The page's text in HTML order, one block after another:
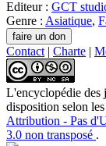
Editeur : GCT
Genre : Asiatique,
Contact | Charte |
L'encyclopédie des
disposition selon
Attribution - Pas
3.0 non transposé .